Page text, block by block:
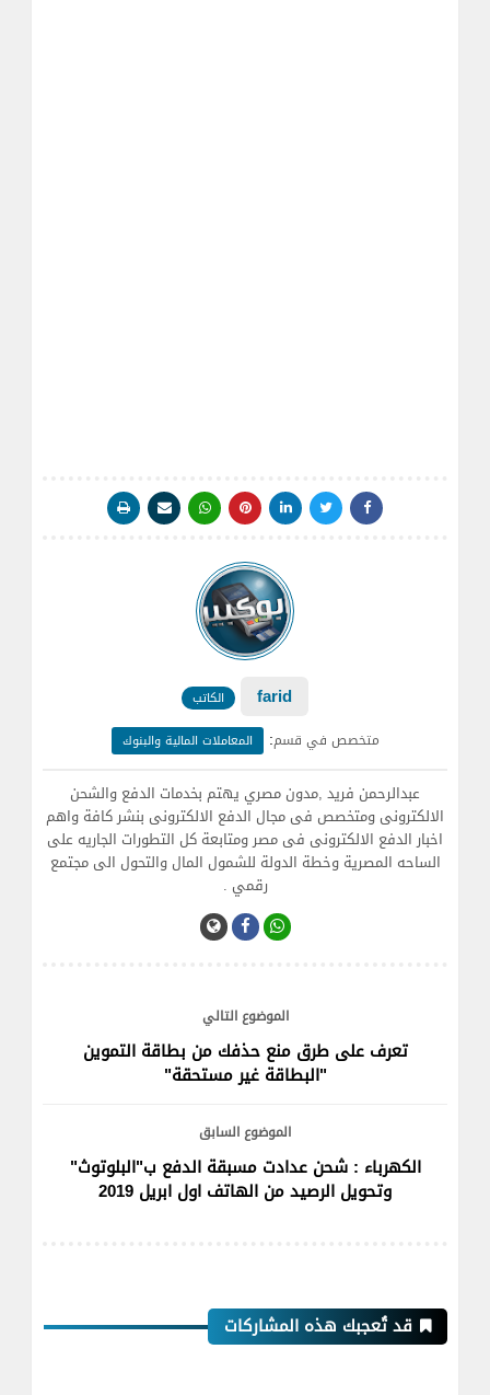
farid الكاتب
متخصص في قسم: المعاملات المالية والبنوك
عبدالرحمن فريد ,مدون مصري يهتم بخدمات الدفع والشحن
الالكترونى ومتخصص فى مجال الدفع الالكترونى بنشر كافة واهم
اخبار الدفع الالكترونى فى مصر ومتابعة كل التطورات الجاريه على
الساحه المصرية وخطة الدولة للشمول المال والتحول الى مجتمع
رقمي .
الموضوع التالي
تعرف على طرق منع حذفك من بطاقة التموين
"البطاقة غير مستحقة"
الموضوع السابق
الكهرباء : شحن عدادت مسبقة الدفع ب"البلوتوث"
وتحويل الرصيد من الهاتف اول ابريل 2019
قد تُعجبك هذه المشاركات